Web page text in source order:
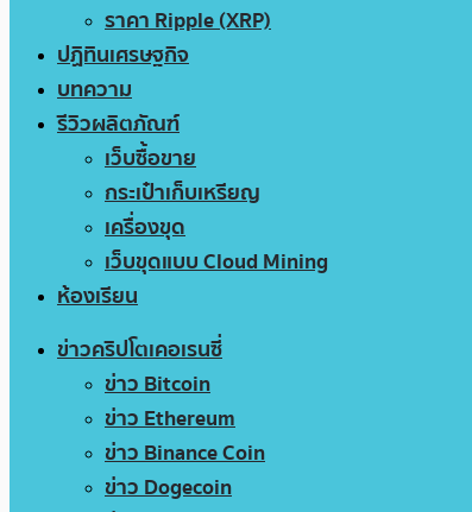
ราคา Ripple (XRP)
ปฏิทินเศรษฐกิจ
บทความ
รีวิวผลิตภัณฑ์
เว็บซื้อขาย
กระเป๋าเก็บเหรียญ
เครื่องขุด
เว็บขุดแบบ Cloud Mining
ห้องเรียน
ข่าวคริปโตเคอเรนซี่
ข่าว Bitcoin
ข่าว Ethereum
ข่าว Binance Coin
ข่าว Dogecoin